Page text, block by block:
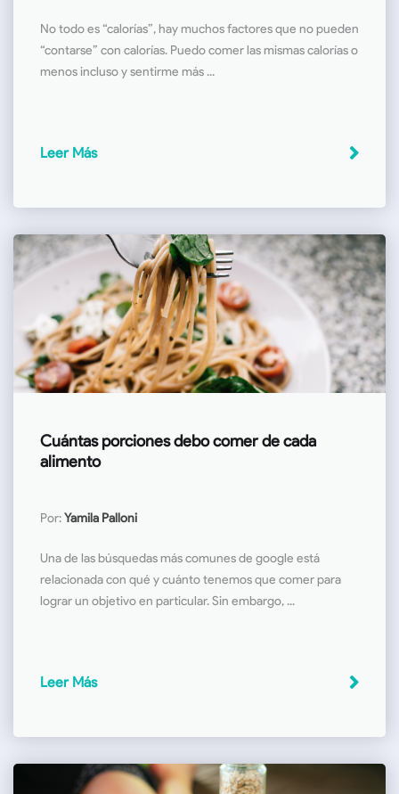
No todo es “calorías”, hay muchos factores que no pueden
“contarse” con calorías. Puedo comer las mismas calorías o
menos incluso y sentirme más ...
Leer Más
Cuántas porciones debo comer de cada
alimento
Por:Yamila Palloni
Una de las búsquedas más comunes de google está
relacionada con qué y cuánto tenemos que comer para
lograr un objetivo en particular. Sin embargo, ...
Leer Más